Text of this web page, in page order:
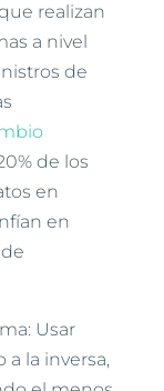
realizan
a nivel
de
de los
en
en
Usar
la inversa,